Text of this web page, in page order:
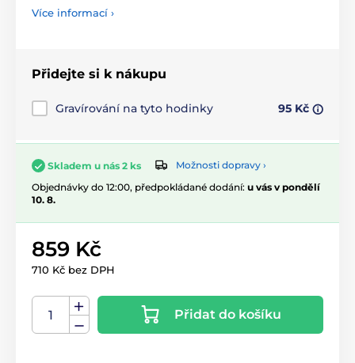
Více informací ›
Přidejte si k nákupu
Gravírování na tyto hodinky 95 Kč
Skladem u nás 2 ks
Možnosti dopravy ›
Objednávky do 12:00, předpokládané dodání: u vás v pondělí
10. 8.
859 Kč
710 Kč bez DPH
Přidat do košíku